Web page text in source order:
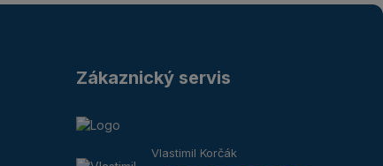
Zákaznický servis
Vlastimil Korčák